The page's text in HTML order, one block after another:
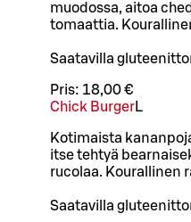
muodossa, aitoa
tomaattia.
Saatavilla
Pris: 18,00 €
Chick BurgerL
Kotimaista
itse tehtyä
rucolaa. Kourallinen
Saatavilla